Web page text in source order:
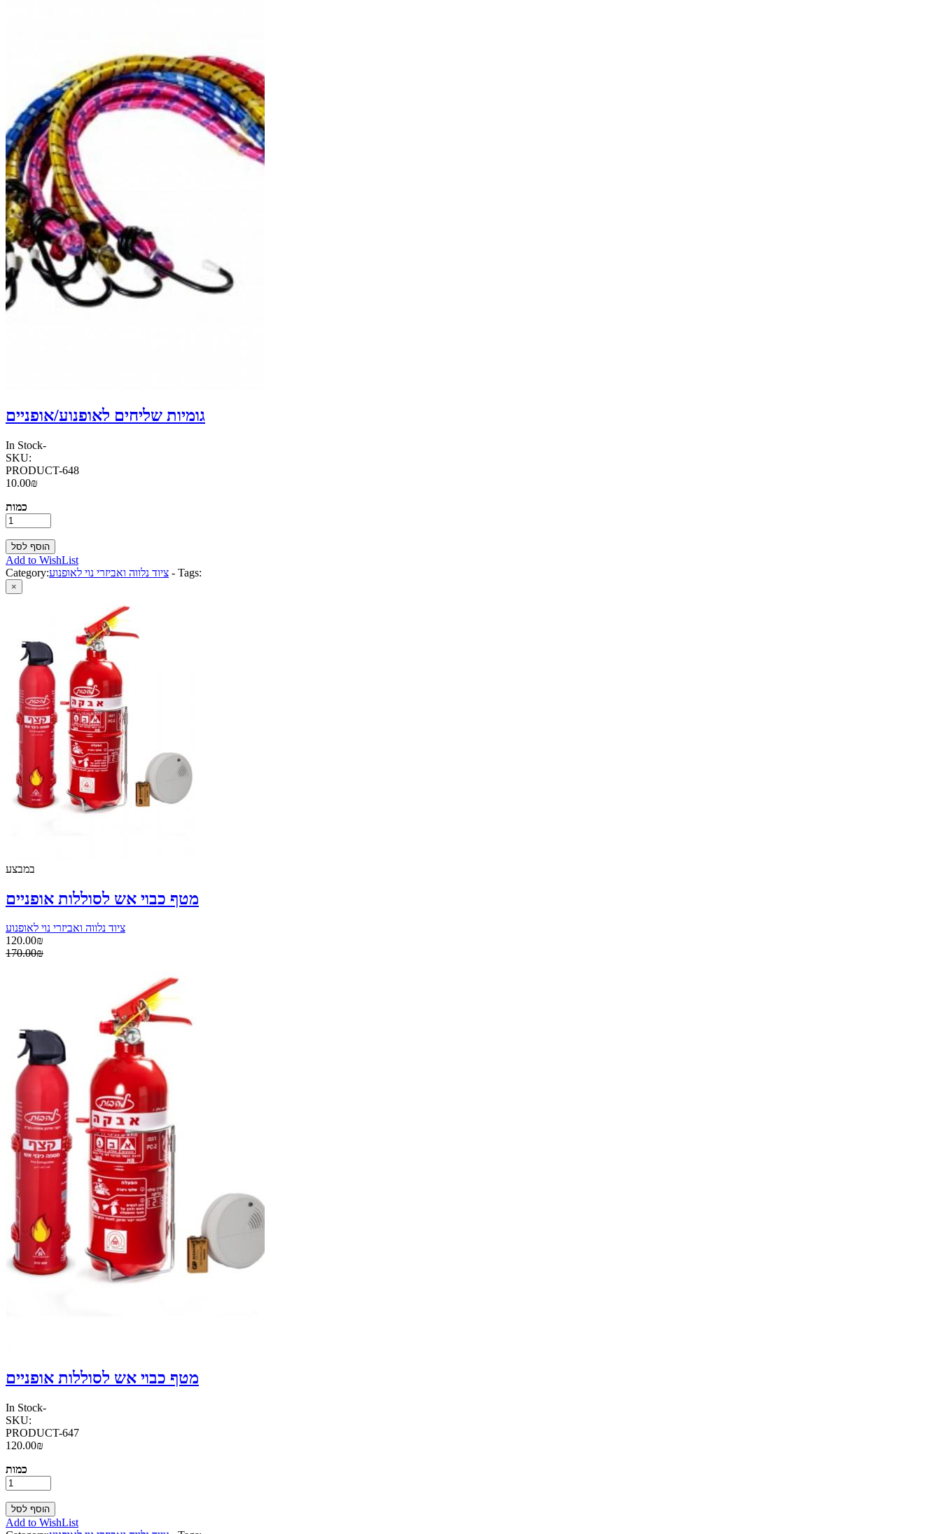
גומיות שליחים לאופנוע/אופניים
In Stock-
SKU:
PRODUCT-648
10.00₪
כמות
Add to WishList
Category:ציוד נלווה ואביזרי נוי לאופנוע - Tags:
×
במבצע
מטף כבוי אש לסוללות אופניים
ציוד נלווה ואביזרי נוי לאופנוע
120.00₪
170.00₪
מטף כבוי אש לסוללות אופניים
In Stock-
SKU:
PRODUCT-647
120.00₪
כמות
Add to WishList